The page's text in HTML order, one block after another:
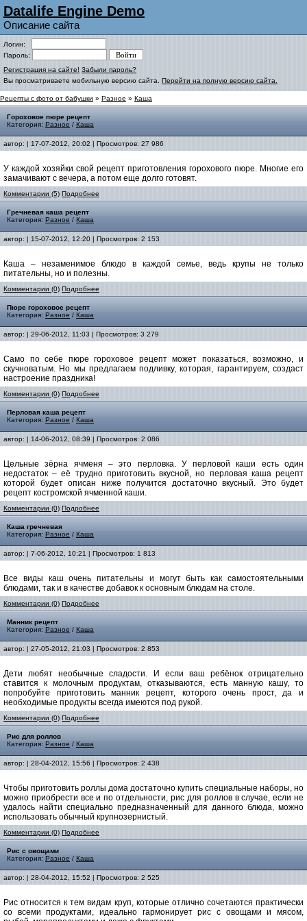
Datalife Engine Demo
Описание сайта
Логин:
Пароль:
Регистрация на сайте! Забыли пароль?
Вы просматриваете мобильную версию сайта. Перейти на полную версию сайта.
Рецепты с фото от бабушки » Разное » Каша
Гороховое пюре рецепт
Категория: Разное / Каша
автор: | 17-07-2012, 20:02 | Просмотров: 27 986
У каждой хозяйки свой рецепт приготовления горохового пюре. Многие его
замачивают с вечера, а потом еще долго готовят.
Комментарии (5) Подробнее
Гречневая каша рецепт
Категория: Разное / Каша
автор: | 15-07-2012, 12:20 | Просмотров: 2 153
Каша – незаменимое блюдо в каждой семье, ведь крупы не только
питательны, но и полезны.
Комментарии (0) Подробнее
Пюре гороховое рецепт
Категория: Разное / Каша
автор: | 29-06-2012, 11:03 | Просмотров: 3 279
Само по себе пюре гороховое рецепт может показаться, возможно, и
скучноватым. Но мы предлагаем подливку, которая, гарантируем, создаст
настроение праздника!
Комментарии (0) Подробнее
Перловая каша рецепт
Категория: Разное / Каша
автор: | 14-06-2012, 08:39 | Просмотров: 2 086
Цельные зёрна ячменя – это перловка. У перловой каши есть один
недостаток – её трудно приготовить вкусной, но перловая каша рецепт
которой будет описан ниже получится достаточно вкусный. Это будет
рецепт костромской ячменной каши.
Комментарии (0) Подробнее
Каша гречневая
Категория: Разное / Каша
автор: | 7-06-2012, 10:21 | Просмотров: 1 813
Все виды каш очень питательны и могут быть как самостоятельными
блюдами, так и в качестве добавок к основным блюдам на столе.
Комментарии (0) Подробнее
Манник рецепт
Категория: Разное / Каша
автор: | 27-05-2012, 21:03 | Просмотров: 2 853
Дети любят необычные сладости. И если ваш ребёнок отрицательно
ставится к молочным продуктам, отказываются, есть манную кашу, то
попробуйте приготовить манник рецепт, которого очень прост, да и
необходимые продукты всегда имеются под рукой.
Комментарии (0) Подробнее
Рис для роллов
Категория: Разное / Каша
автор: | 28-04-2012, 15:56 | Просмотров: 2 438
Чтобы приготовить роллы дома достаточно купить специальные наборы, но
можно приобрести все и по отдельности, рис для роллов в случае, если не
удалось найти специально предназначенный для данного блюда, можно
использовать обычный крупнозернистый.
Комментарии (0) Подробнее
Рис с овощами
Категория: Разное / Каша
автор: | 28-04-2012, 15:52 | Просмотров: 2 525
Рис относится к тем видам круп, которые отлично сочетаются практически
со всеми продуктами, идеально гармонирует рис с овощами и мясом,